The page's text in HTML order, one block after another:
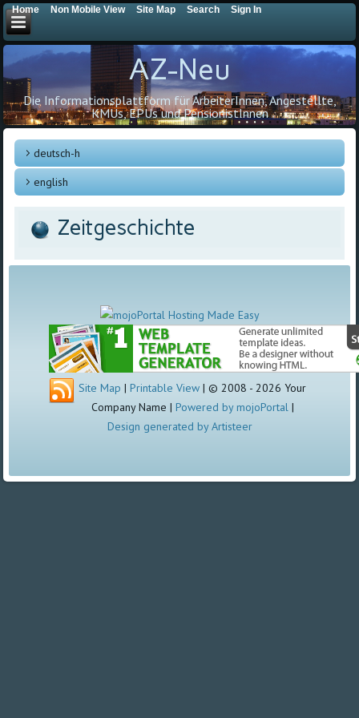
AZ-Neu
Die Informationsplattform für ArbeiterInnen, Angestellte,
KMUs, EPUs und PensionistInnen
deutsch-h
english
Zeitgeschichte
Site Map | Printable View | © 2008 - 2026 Your
Company Name | Powered by mojoPortal|
Design generated by Artisteer
Home Non Mobile View Site Map Search Sign In